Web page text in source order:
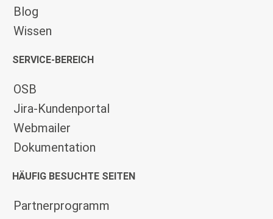
Blog
Wissen
SERVICE-BEREICH
OSB
Jira-Kundenportal
Webmailer
Dokumentation
HÄUFIG BESUCHTE SEITEN
Partnerprogramm